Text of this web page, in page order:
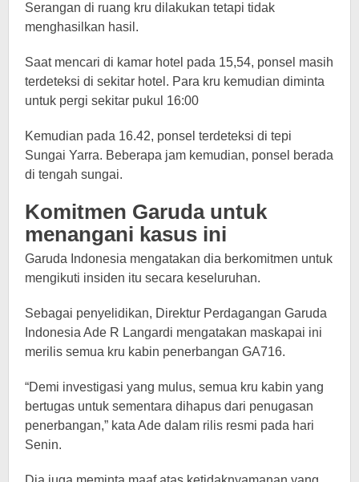
Serangan di ruang kru dilakukan tetapi tidak
menghasilkan hasil.
Saat mencari di kamar hotel pada 15,54, ponsel masih
terdeteksi di sekitar hotel. Para kru kemudian diminta
untuk pergi sekitar pukul 16:00
Kemudian pada 16.42, ponsel terdeteksi di tepi
Sungai Yarra. Beberapa jam kemudian, ponsel berada
di tengah sungai.
Komitmen Garuda untuk
menangani kasus ini
Garuda Indonesia mengatakan dia berkomitmen untuk
mengikuti insiden itu secara keseluruhan.
Sebagai penyelidikan, Direktur Perdagangan Garuda
Indonesia Ade R Langardi mengatakan maskapai ini
merilis semua kru kabin penerbangan GA716.
“Demi investigasi yang mulus, semua kru kabin yang
bertugas untuk sementara dihapus dari penugasan
penerbangan,” kata Ade dalam rilis resmi pada hari
Senin.